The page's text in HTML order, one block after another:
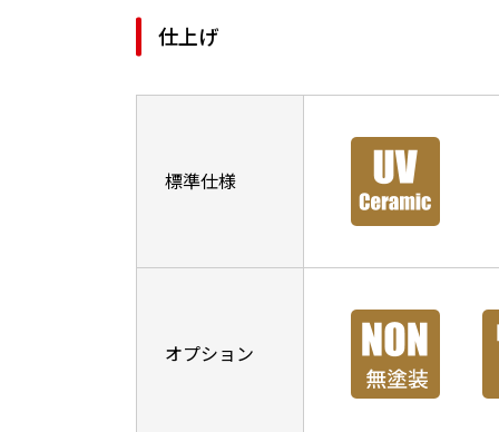
仕上げ
標準仕様
オプション